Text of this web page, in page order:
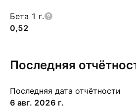
Бета 1 г.
0,52
Последняя
Последняя дата отчётности
6 авг. 2026 г.